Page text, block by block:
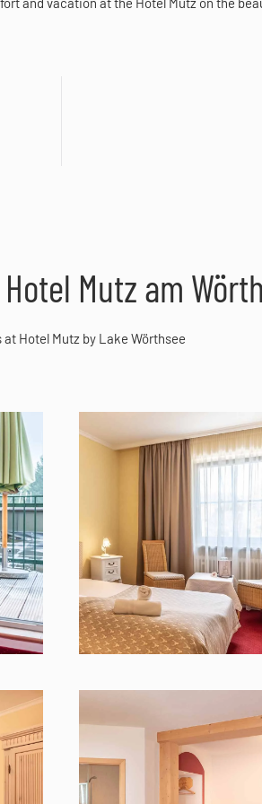
Mutz am
at Hotel Mutz by Lake Wörthsee